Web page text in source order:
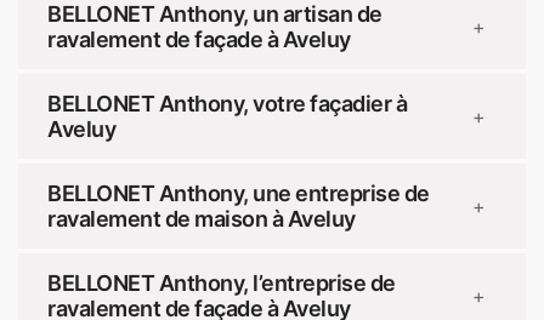
BELLONET Anthony, un artisan de
ravalement de façade à Aveluy
+
BELLONET Anthony, votre façadier à
Aveluy
+
BELLONET Anthony, une entreprise de
ravalement de maison à Aveluy
+
BELLONET Anthony, l’entreprise de
ravalement de façade à Aveluy
+